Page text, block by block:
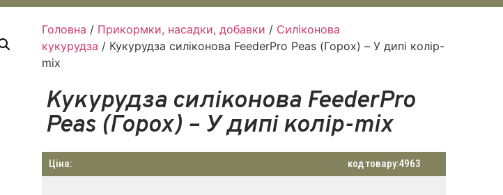
Головна / Прикормки, насадки, добавки / Силіконова
кукурудза / Кукурудза силіконова FeederPro Peas (Горох) – У дипі колір-
mix
Кукурудза силіконова FeederPro
Peas (Горох) – У дипі колір-mix
Ціна: код товару:4963